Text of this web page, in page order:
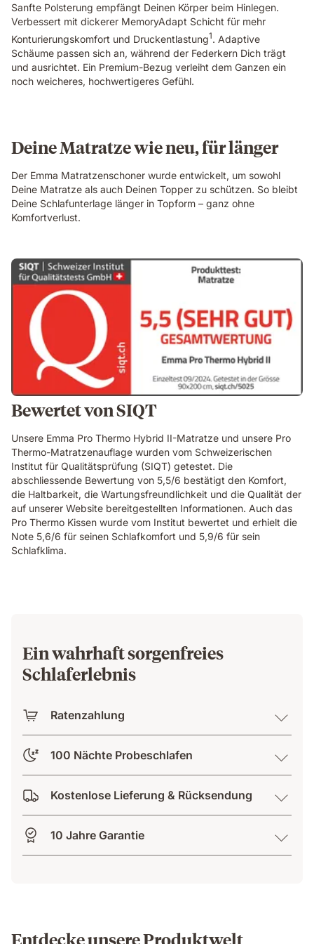
showing
the
textured
cover
and
gold
detail.
Sanfte Polsterung empfängt Deinen Körper beim Hinlegen.
Verbessert mit dickerer MemoryAdapt Schicht für mehr
Konturierungskomfort und Druckentlastung1. Adaptive
Schäume passen sich an, während der Federkern Dich trägt
und ausrichtet. Ein Premium-Bezug verleiht dem Ganzen ein
noch weicheres, hochwertigeres Gefühl.
Deine Matratze wie neu, für länger
Der Emma Matratzenschoner wurde entwickelt, um sowohl
Deine Matratze als auch Deinen Topper zu schützen. So bleibt
Deine Schlafunterlage länger in Topform – ganz ohne
Komfortverlust.
Bewertet von SIQT
Unsere Emma Pro Thermo Hybrid II-Matratze und unsere Pro
Thermo-Matratzenauflage wurden vom Schweizerischen
Institut für Qualitätsprüfung (SIQT) getestet. Die
abschliessende Bewertung von 5,5/6 bestätigt den Komfort,
die Haltbarkeit, die Wartungsfreundlichkeit und die Qualität der
auf unserer Website bereitgestellten Informationen. Auch das
Pro Thermo Kissen wurde vom Institut bewertet und erhielt die
Note 5,6/6 für seinen Schlafkomfort und 5,9/6 für sein
Schlafklima.
Ein wahrhaft sorgenfreies
Schlaferlebnis
Ratenzahlung
100 Nächte Probeschlafen
Kostenlose Lieferung & Rücksendung
10 Jahre Garantie
Entdecke unsere Produktwelt